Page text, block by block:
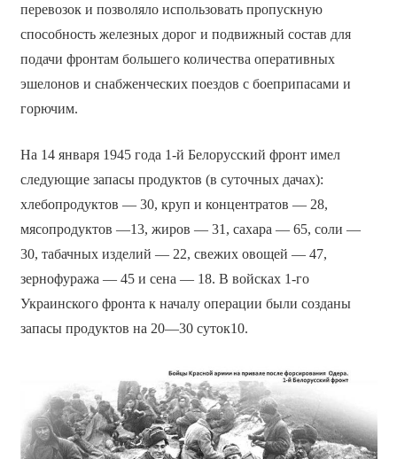
перевозок и позволяло использовать пропускную
способность железных дорог и подвижный состав для
подачи фронтам большего количества оперативных
эшелонов и снабженческих поездов с боеприпасами и
горючим.
На 14 января 1945 года 1-й Белорусский фронт имел
следующие запасы продуктов (в суточных дачах):
хлебопродуктов — 30, круп и концентратов — 28,
мясопродуктов —13, жиров — 31, сахара — 65, соли —
30, табачных изделий — 22, свежих овощей — 47,
зернофуража — 45 и сена — 18. В войсках 1-го
Украинского фронта к началу операции были созданы
запасы продуктов на 20—30 суток10.